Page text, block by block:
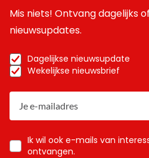
Mis niets! Ontvang dagelijks
nieuwsupdates.
Dagelijkse nieuwsupdate
Wekelijkse nieuwsbrief
Ik wil ook e-mails van
ontvangen.